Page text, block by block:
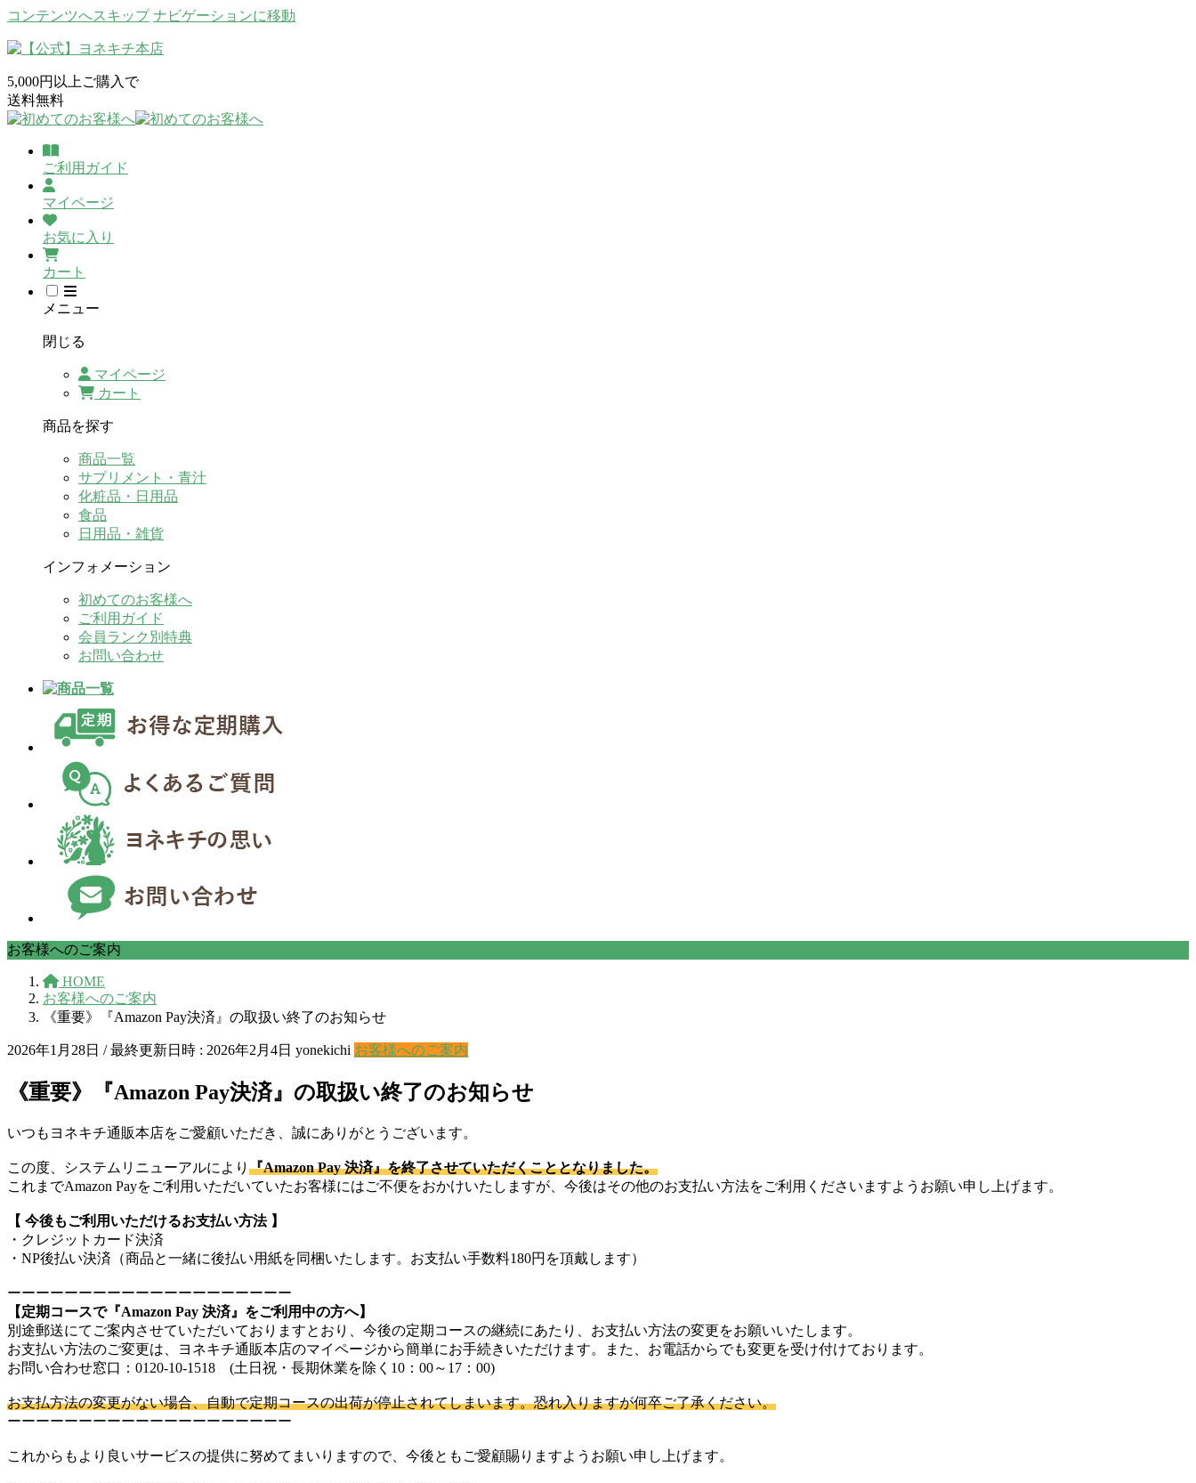
コンテンツへスキップ ナビゲーションに移動
5,000円以上ご購入で
送料無料
ご利用ガイド
マイページ
お気に入り
カート
メニュー
閉じる
マイページ
カート
商品を探す
商品一覧
サプリメント・青汁
化粧品・日用品
食品
日用品・雑貨
インフォメーション
初めてのお客様へ
ご利用ガイド
会員ランク別特典
お問い合わせ
お客様へのご案内
HOME
お客様へのご案内
《重要》『Amazon Pay決済』の取扱い終了のお知らせ
2026年1月28日 / 最終更新日時 : 2026年2月4日 yonekichi お客様へのご案内
《重要》『Amazon Pay決済』の取扱い終了のお知らせ
いつもヨネキチ通販本店をご愛顧いただき、誠にありがとうございます。
この度、システムリニューアルにより 『Amazon Pay 決済』を終了させていただくこととなりました。
これまでAmazon Payをご利用いただいていたお客様にはご不便をおかけいたしますが、今後はその他のお支払い方法をご利用くださいますようお願い申し上げます。
【 今後もご利用いただけるお支払い方法 】
・クレジットカード決済
・NP後払い決済（商品と一緒に後払い用紙を同梱いたします。お支払い手数料180円を頂戴します）
ーーーーーーーーーーーーーーーーーーーー
【定期コースで『Amazon Pay 決済』をご利用中の方へ】
別途郵送にてご案内させていただいておりますとおり、今後の定期コースの継続にあたり、お支払い方法の変更をお願いいたします。
お支払い方法のご変更は、ヨネキチ通販本店のマイページから簡単にお手続きいただけます。また、お電話からでも変更を受け付けております。
お問い合わせ窓口：0120-10-1518 (土日祝・長期休業を除く10：00～17：00)
お支払方法の変更がない場合、自動で定期コースの出荷が停止されてしまいます。恐れ入りますが何卒ご了承ください。
ーーーーーーーーーーーーーーーーーーーー
これからもより良いサービスの提供に努めてまいりますので、今後ともご愛顧賜りますようお願い申し上げます。